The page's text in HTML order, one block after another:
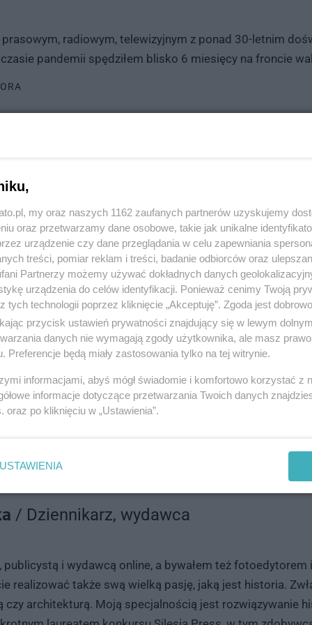
radiowym, telewizyjnym z ponad 30-letnim
pandemii spędziłem blisko 6 miesięcy na froncie
Tarnowskie Góry, a także bliższe czy dalsze okolice.
oraz miejscach. Doceniam przełamywanie
/ Dziennnikarz
włoskiej, ale kocham pracować z językiem
do tego godki. Kiedy nie pracuję, zajmuję się muzyką;
ja.
/ Dziennikarz, wydawca
i wydawcą online, a bywałem też
realizować także swą wielką pasję, jaką jest historia.
czy architekturą. Moją specjalnością jest rozwiązywanie
my oraz naszych 1162 zaufanych partnerów uzyskujemy
oraz przetwarzamy dane osobowe, takie jak unikalne
urządzenie czy dane przeglądania w celu zapewniania
treści, pomiar reklam i treści, badanie odbiorców oraz
Partnerzy możemy używać dokładnych danych
urządzenia do celów identyfikacji. Ponieważ cenimy Twoją
tych technologii poprzez kliknięcie „Akceptuję”. Zgoda jest
przycisk ustawień prywatności znajdujący się w lewym
danych nie wymagają zgody użytkownika, ale masz
Preferencje będą miały zastosowania tylko na tej witrynie.
informacjami, abyś mógł świadomie i komfortowo korzystać z
informacje dotyczące przetwarzania Twoich danych
. oraz po kliknięciu w „Ustawienia”.
USTAWIENIA